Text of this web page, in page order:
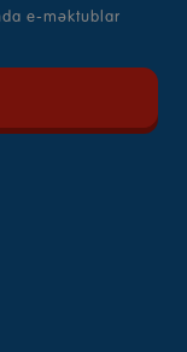
e-məktublar